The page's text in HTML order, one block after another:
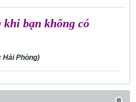
bạn không có
Hải Phòng)